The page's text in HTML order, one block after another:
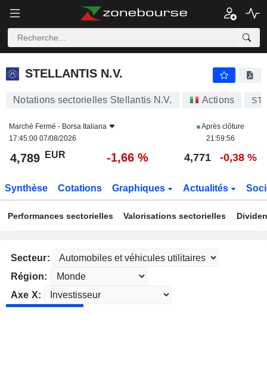
STELLANTIS N.V.
STELLANTIS N.V.
Notations sectorielles Stellantis N.V. Actions
Marché Fermé - Borsa Italiana
17:45:00 07/08/2026
Après clôture
21:59:56
4,789 EUR -1,66 % 4,771 -0,38 %
Synthèse Cotations Graphiques Actualités
Performances sectorielles Valorisations sectorielles
Secteur:
Région:
Axe X: